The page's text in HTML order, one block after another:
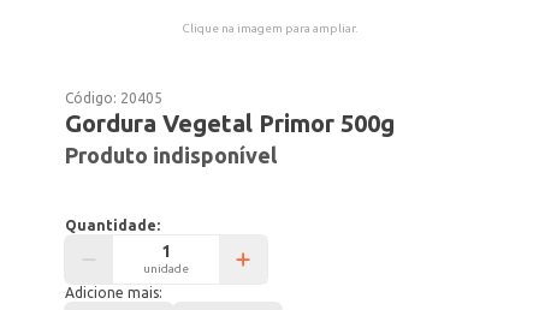
Clique na imagem para ampliar.
Código: 20405
Gordura Vegetal Primor 500g
Produto indisponível
Quantidade:
unidade
Adicione mais: